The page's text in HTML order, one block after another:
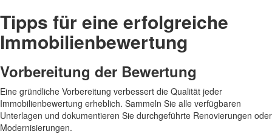
Tipps für eine erfolgreiche
Immobilienbewertung
Vorbereitung der Bewertung
Eine gründliche Vorbereitung verbessert die Qualität jeder
Immobilienbewertung erheblich. Sammeln Sie alle verfügbaren
Unterlagen und dokumentieren Sie durchgeführte Renovierungen oder
Modernisierungen.